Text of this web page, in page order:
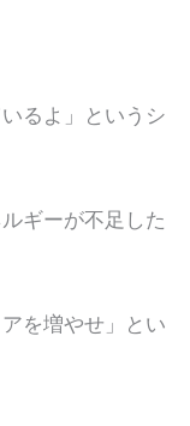
よ」というシ
ーが不足した
増やせ」とい